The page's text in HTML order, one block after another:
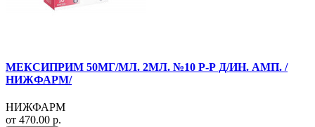
МЕКСИПРИМ 50МГ/МЛ. 2МЛ. №10 Р-Р Д/ИН. АМП. /
НИЖФАРМ/
НИЖФАРМ
от 470.00 р.